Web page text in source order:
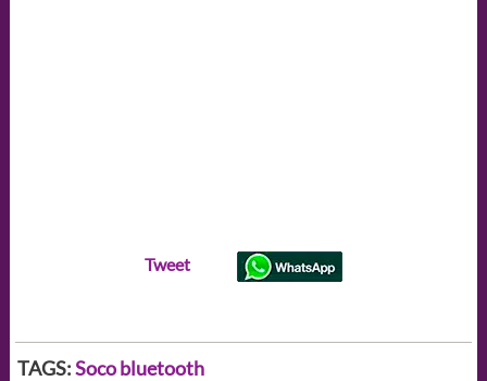
Tweet
TAGS:Soco bluetooth